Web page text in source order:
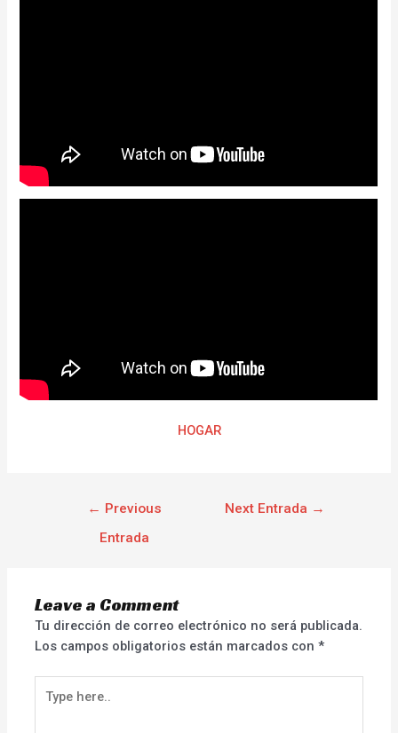
HOGAR
← Previous
Entrada
Next Entrada →
Leave a Comment
Tu dirección de correo electrónico no será publicada.
Los campos obligatorios están marcados con*
here..